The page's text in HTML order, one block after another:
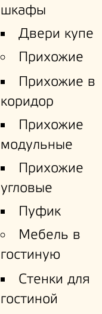
шкафы
Двери купе
Прихожие
Прихожие в
коридор
Прихожие
модульные
Прихожие
угловые
Пуфик
Мебель в
гостиную
Стенки для
гостиной